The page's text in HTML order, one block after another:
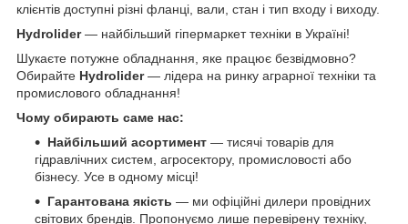
клієнтів доступні різні фланці, вали, стан і тип входу і виходу.
Hydrolider— найбільший гіпермаркет техніки в Україні!
Шукаєте потужне обладнання, яке працює безвідмовно?
Обирайте Hydrolider— лідера на ринку аграрної техніки та
промислового обладнання!
Чому обирають саме нас:
Найбільший асортимент — тисячі товарів для
гідравлічних систем, агросектору, промисловості або
бізнесу. Усе в одному місці!
Гарантована якість — ми офіційні дилери провідних
світових брендів. Пропонуємо лише перевірену техніку,